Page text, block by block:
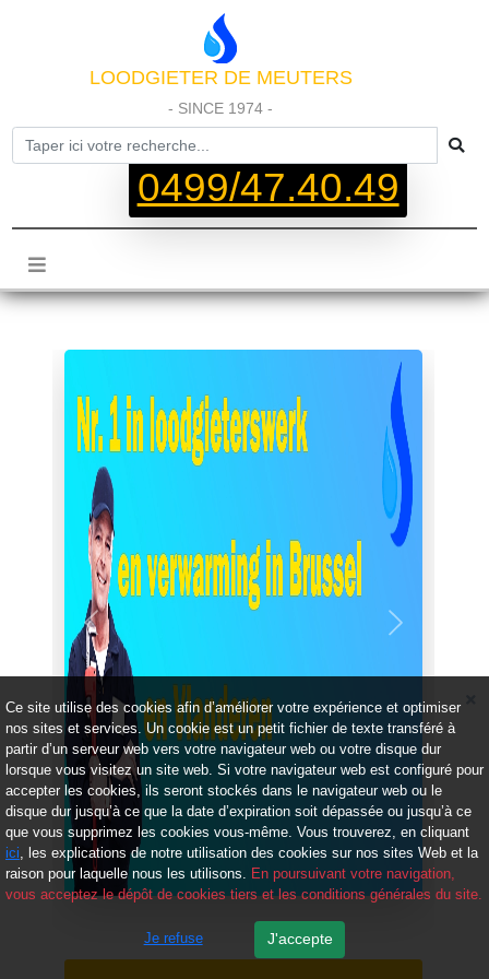
LOODGIETER DE MEUTERS
- SINCE 1974 -
0499/47.40.49
Précédent Suivant
Ce site utilise des cookies afin d’améliorer votre expérience et optimiser
nos sites et services. Un cookie est un petit fichier de texte transféré à
partir d’un serveur web vers votre navigateur web ou votre disque dur
lorsque vous visitez un site web. Si votre navigateur web est configuré pour
accepter les cookies, ils seront stockés dans le navigateur web ou le
disque dur jusqu’à ce que la date d’expiration soit dépassée ou jusqu’à ce
que vous supprimez les cookies vous-même. Vous trouverez, en cliquant
ici, les explications de notre utilisation des cookies sur nos sites Web et la
raison pour laquelle nous les utilisons. En poursuivant votre navigation,
vous acceptez le dépôt de cookies tiers et les conditions générales du site.
Je refuse J'accepte